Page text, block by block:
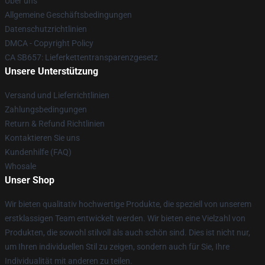
Allgemeine Geschäftsbedingungen
Datenschutzrichtlinien
DMCA - Copyright Policy
CA SB657: Lieferkettentransparenzgesetz
Unsere Unterstützung
Versand und Lieferrichtlinien
Zahlungsbedingungen
Return & Refund Richtlinien
Kontaktieren Sie uns
Kundenhilfe (FAQ)
Whosale
Unser Shop
Wir bieten qualitativ hochwertige Produkte, die speziell von unserem
erstklassigen Team entwickelt werden. Wir bieten eine Vielzahl von
Produkten, die sowohl stilvoll als auch schön sind. Dies ist nicht nur,
um Ihren individuellen Stil zu zeigen, sondern auch für Sie, Ihre
Individualität mit anderen zu teilen.